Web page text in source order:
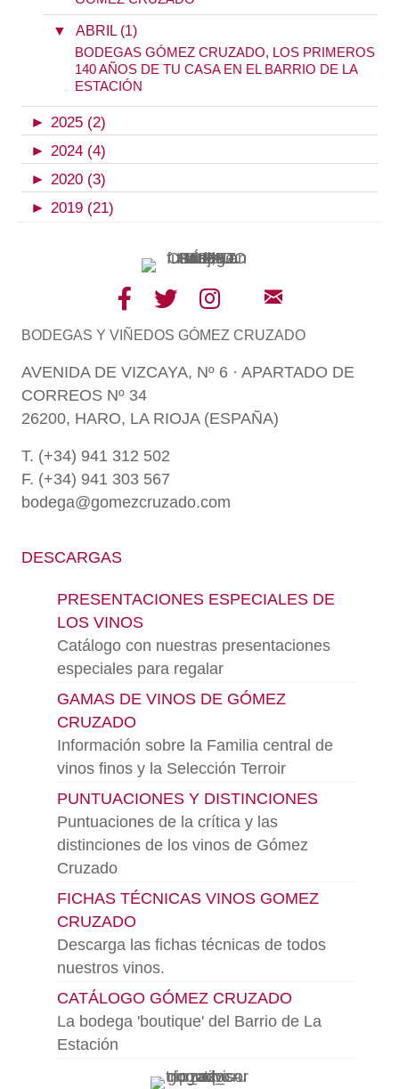
▼ ABRIL (1)
BODEGAS GÓMEZ CRUZADO, LOS PRIMEROS
140 AÑOS DE TU CASA EN EL BARRIO DE LA
ESTACIÓN
► 2025 (2)
► 2024 (4)
► 2020 (3)
► 2019 (21)
BODEGAS Y VIÑEDOS GÓMEZ CRUZADO
AVENIDA DE VIZCAYA, Nº 6 · APARTADO DE
CORREOS Nº 34
26200, HARO, LA RIOJA (ESPAÑA)
T. (+34) 941 312 502
F. (+34) 941 303 567
bodega@gomezcruzado.com
DESCARGAS
PRESENTACIONES ESPECIALES DE
LOS VINOS
Catálogo con nuestras presentaciones
especiales para regalar
GAMAS DE VINOS DE GÓMEZ
CRUZADO
Información sobre la Familia central de
vinos finos y la Selección Terroir
PUNTUACIONES Y DISTINCIONES
Puntuaciones de la crítica y las
distinciones de los vinos de Gómez
Cruzado
FICHAS TÉCNICAS VINOS GOMEZ
CRUZADO
Descarga las fichas técnicas de todos
nuestros vinos.
CATÁLOGO GÓMEZ CRUZADO
La bodega 'boutique' del Barrio de La
Estación